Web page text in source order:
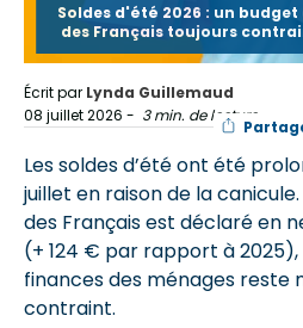
Soldes d'été 2026 : un
des Français toujours
Écrit par Lynda Guillemaud
08 juillet 2026 - 3 min. de lecture
Les soldes d’été ont été
juillet en raison de la
des Français est déclaré en
(+ 124 € par rapport à 2025),
finances des ménages reste
contraint.